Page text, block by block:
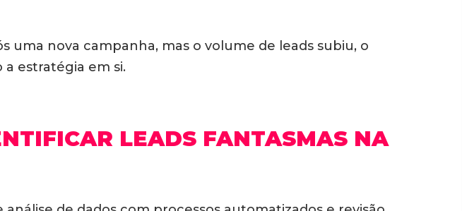
uma nova campanha, mas o volume de leads subiu, o
a estratégia em si.
LEADS FANTASMAS NA